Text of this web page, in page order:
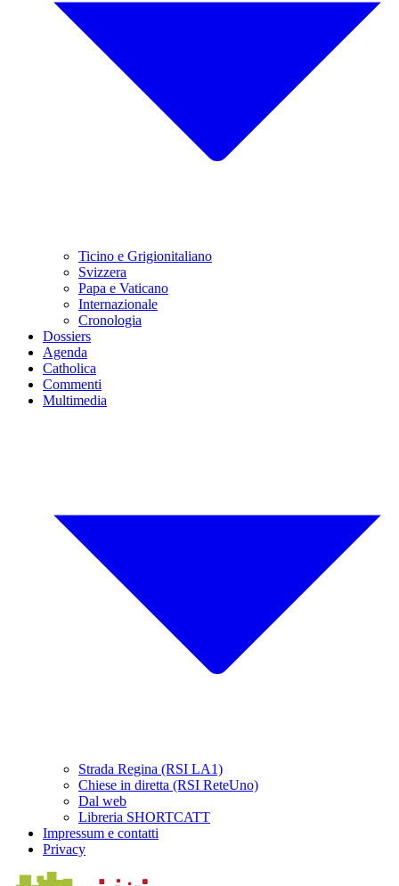
Ticino e Grigionitaliano
Svizzera
Papa e Vaticano
Internazionale
Cronologia
Dossiers
Agenda
Catholica
Commenti
Multimedia
Strada Regina (RSI LA1)
Chiese in diretta (RSI ReteUno)
Dal web
Libreria SHORTCATT
Impressum e contatti
Privacy